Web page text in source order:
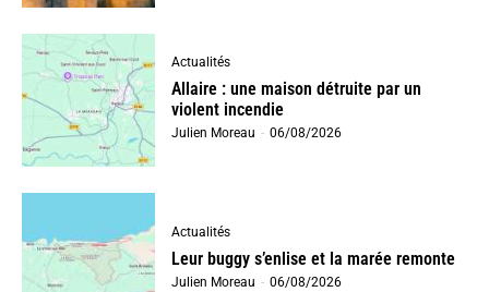
Actualités
Allaire : une maison détruite par un
violent incendie
Julien Moreau - 06/08/2026
Actualités
Leur buggy s’enlise et la marée remonte
Julien Moreau - 06/08/2026